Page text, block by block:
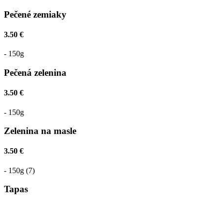
Pečené zemiaky
3.50 €
- 150g
Pečená zelenina
3.50 €
- 150g
Zelenina na masle
3.50 €
- 150g (7)
Tapas